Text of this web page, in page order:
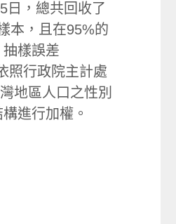
日，總共回收了
本，且在95%的
樣誤差
照行政院主計處
地區人口之性別
進行加權。